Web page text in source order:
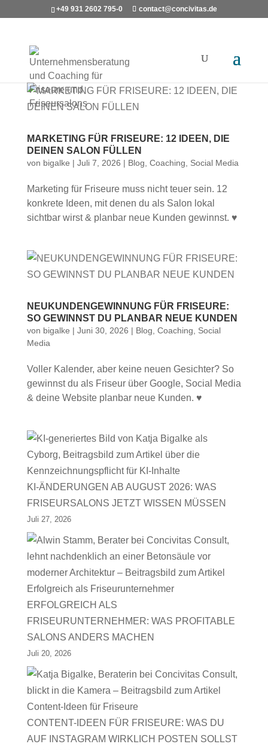
+49 931 2602 795-0 contact@concivitas.de
MARKETING FÜR FRISEURE: 12 IDEEN, DIE
DEINEN SALON FÜLLEN
von bigalke | Juli 7, 2026 | Blog Coaching Social Media
Marketing für Friseure muss nicht teuer sein. 12
konkrete Ideen, mit denen du als Salon lokal
sichtbar wirst & planbar neue Kunden gewinnst. ♥
NEUKUNDENGEWINNUNG FÜR FRISEURE:
SO GEWINNST DU PLANBAR NEUE KUNDEN
von bigalke | Juni 30, 2026 | Blog Coaching
Social
Media
Voller Kalender, aber keine neuen Gesichter? So
gewinnst du als Friseur über Google, Social Media
& deine Website planbar neue Kunden. ♥
KI-ÄNDERUNGEN AB AUGUST 2026: WAS
FRISEURSALONS JETZT WISSEN MÜSSEN
Juli 27, 2026
ERFOLGREICH ALS
FRISEURUNTERNEHMER: WAS PROFITABLE
SALONS ANDERS MACHEN
Juli 20, 2026
CONTENT-IDEEN FÜR FRISEURE: WAS DU
AUF INSTAGRAM WIRKLICH POSTEN SOLLST